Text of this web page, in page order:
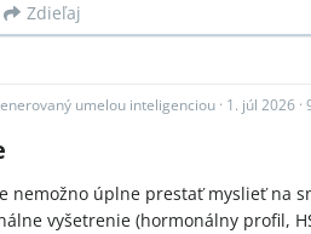
Zdieľaj
umelou inteligenciou · 1. júl 2026 ·
nemožno úplne prestať myslieť na
vyšetrenie (hormonálny profil,